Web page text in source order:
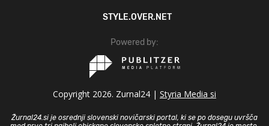
STYLE.OVER.NET
Powered by:
Copyright 2026. Zurnal24 | Styria Media si
Žurnal24.si je osrednji slovenski novičarski portal, ki se po dosegu uvršča